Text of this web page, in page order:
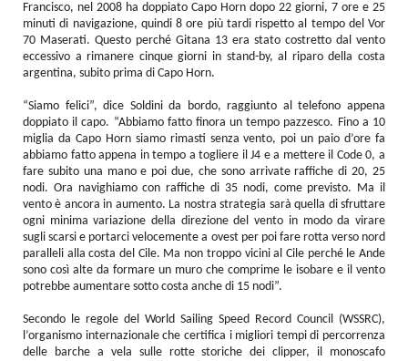
Francisco, nel 2008 ha doppiato Capo Horn dopo 22 giorni, 7 ore e 25
minuti di navigazione, quindi 8 ore più tardi rispetto al tempo del Vor
70 Maserati. Questo perché Gitana 13 era stato costretto dal vento
eccessivo a rimanere cinque giorni in stand-by, al riparo della costa
argentina, subito prima di Capo Horn.
“Siamo felici”, dice Soldini da bordo, raggiunto al telefono appena
doppiato il capo. “Abbiamo fatto finora un tempo pazzesco. Fino a 10
miglia da Capo Horn siamo rimasti senza vento, poi un paio d’ore fa
abbiamo fatto appena in tempo a togliere il J4 e a mettere il Code 0, a
fare subito una mano e poi due, che sono arrivate raffiche di 20, 25
nodi. Ora navighiamo con raffiche di 35 nodi, come previsto. Ma il
vento è ancora in aumento. La nostra strategia sarà quella di sfruttare
ogni minima variazione della direzione del vento in modo da virare
sugli scarsi e portarci velocemente a ovest per poi fare rotta verso nord
paralleli alla costa del Cile. Ma non troppo vicini al Cile perché le Ande
sono così alte da formare un muro che comprime le isobare e il vento
potrebbe aumentare sotto costa anche di 15 nodi”.
Secondo le regole del World Sailing Speed Record Council (WSSRC),
l’organismo internazionale che certifica i migliori tempi di percorrenza
delle barche a vela sulle rotte storiche dei clipper, il monoscafo